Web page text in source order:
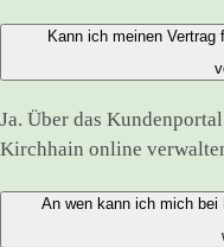
Kann ich meinen
Ja. Über das
Kirchhain online
An wen kann ich mich bei